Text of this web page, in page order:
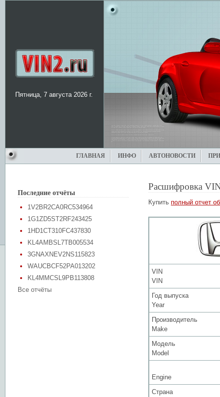
Пятница, 7 августа 2026 г.
ГЛАВНАЯ ИНФО АВТОНОВОСТИ
Последние отчёты
1V2BR2CA0RC534964
1G1ZD5ST2RF243425
1HD1CT310FC437830
KL4AMBSL7TB005534
3GNAXNEV2NS115823
WAUCBCF52PA013202
KL4MMCSL9PB113808
Все отчёты
Расшифровка
Купить полный отчет
VIN
VIN
Год выпуска
Year
Производитель
Make
Модель
Model
Engine
Страна